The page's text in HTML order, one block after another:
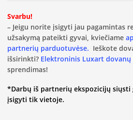
Svarbu!
– Jeigu norite įsigyti jau pagamintas
užsakymą pateikti gyvai, kviečiame
partnerių parduotuvėse. Ieškote
išsirinkti? Elektroninis Luxart dovanų
sprendimas!
*Darbų iš partnerių ekspozicijų siųsti
įsigyti tik vietoje.